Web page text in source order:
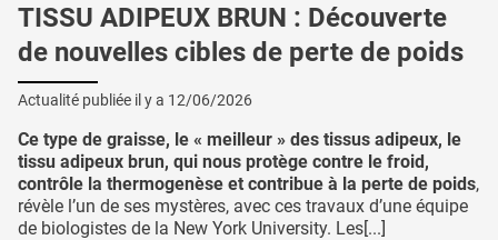
TISSU ADIPEUX BRUN : Découverte
de nouvelles cibles de perte de poids
Actualité publiée il y a 12/06/2026
Ce type de graisse, le « meilleur » des tissus adipeux, le
tissu adipeux brun, qui nous protège contre le froid,
contrôle la thermogenèse et contribue à la perte de poids,
révèle l’un de ses mystères, avec ces travaux d’une équipe
de biologistes de la New York University. Les[...]